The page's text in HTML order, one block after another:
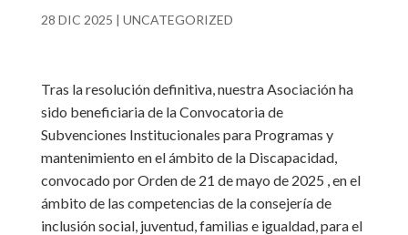
28 DIC 2025 | UNCATEGORIZED
Tras la resolución definitiva, nuestra Asociación ha
sido beneficiaria de la Convocatoria de
Subvenciones Institucionales para Programas y
mantenimiento en el ámbito de la Discapacidad,
convocado por Orden de 21 de mayo de 2025 , en el
ámbito de las competencias de la consejería de
inclusión social, juventud, familias e igualdad, para el